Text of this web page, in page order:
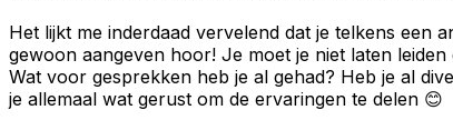
Het lijkt me inderdaad vervelend dat je telkens een
gewoon aangeven hoor! Je moet je niet laten
Wat voor gesprekken heb je al gehad? Heb je al
je allemaal wat gerust om de ervaringen te delen 😊